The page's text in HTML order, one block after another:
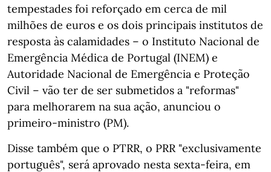
tempestades foi reforçado em cerca de mil
milhões de euros e os dois principais institutos de
resposta às calamidades – o Instituto Nacional de
Emergência Médica de Portugal (INEM) e
Autoridade Nacional de Emergência e Proteção
Civil – vão ter de ser submetidos a "reformas"
para melhorarem na sua ação, anunciou o
primeiro-ministro (PM).
Disse também que o PTRR, o PRR "exclusivamente
português", será aprovado nesta sexta-feira, em